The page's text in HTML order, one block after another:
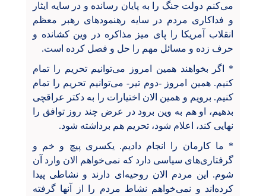
می‌کنم دولت جنگ را به پایان رسانده و در سایه ایثار
و فداکاری مردم در سایه رهنمودهای رهبر معظم
انقلاب آمریکا را پای میز مذاکره در وین کشانده و
حرف زده و مسائل مهم را حل و فصل کرده است.
* اگر بخواهند همین امروز می‌توانیم تحریم را تمام
کنیم. همین امروز -دوم تیر- می‌توانیم تحریم را تمام
کنیم. برویم و همین الان اختیارات را به دکتر عراقچی
بدهیم، او هم به وین برود در عرض چند روز توافق را
نهایی کند، اعلام شود، تحریم هم برداشته شود.
* ما کارمان را انجام دادیم. یکسری پیچ و خم و
گرفتاری‌های سیاسی دارد که نمی‌خواهم الان وارد آن
شوم. این مردم الان روحیه‌ای دارند و نشاطی پیدا
کرده‌اند و نمی‌خواهم نشاط مردم را از آنها گرفته